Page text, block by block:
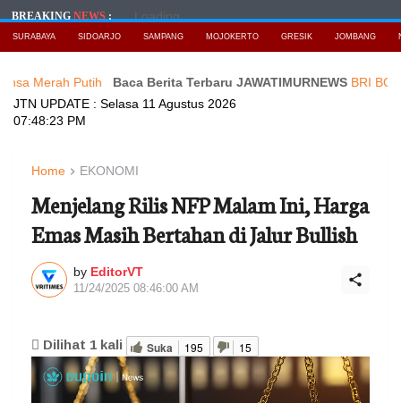
BREAKINGNEWS: Loading...
SURABAYA SIDOARJO SAMPANG MOJOKERTO GRESIK JOMBANG
Putih Baca Berita Terbaru JAWATIMURNEWS BRI BO
JTN UPDATE : Selasa 11 Agustus 2026
07:48:24 PM
Home EKONOMI
Menjelang Rilis NFP Malam Ini, Harga
Emas Masih Bertahan di Jalur Bullish
by EditorVT
11/24/2025 08:46:00 AM
Dilihat 1 kali Suka 195 15